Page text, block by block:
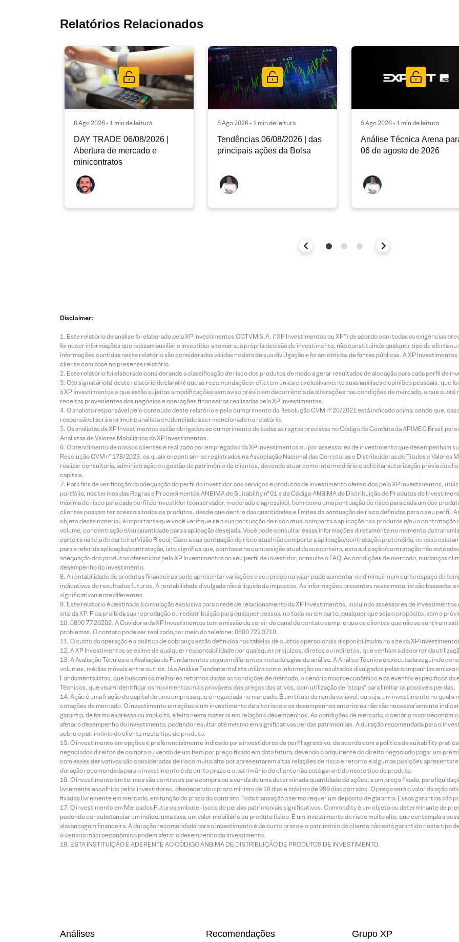
Relatórios Relacionados
6 Ago 2026 • 1 min de leitura
DAY TRADE 06/08/2026 |
Abertura de mercado e
minicontratos
5 Ago 2026 • 1 min de leitura
Tendências 06/08/2026 | das
principais ações da Bolsa
5 Ago 2026 • 1 min de leitura
Análise Técnica Arena
06 de agosto de 2026
Disclaimer:
Este relatório de análise foi elaborado pela XP Investimentos CCTVM S.A. (“XP Investimentos ou XP”) de acordo com todas as exigências
fornecer informações que possam auxiliar o investidor a tomar sua própria decisão de investimento, não constituindo qualquer tipo de oferta
informações contidas neste relatório são consideradas válidas na data de sua divulgação e foram obtidas de fontes públicas. A XP
cliente com base no presente relatório.
Este relatório foi elaborado considerando a classificação de risco dos produtos de modo a gerar resultados de alocação para cada perfil de
O(s) signatário(s) deste relatório declara(m) que as recomendações refletem única e exclusivamente suas análises e opiniões pessoais, que
à XP Investimentos e que estão sujeitas a modificações sem aviso prévio em decorrência de alterações nas condições de mercado, e que
receitas provenientes dos negócios e operações financeiras realizadas pela XP Investimentos.
O analista responsável pelo conteúdo deste relatório e pelo cumprimento da Resolução CVM nº 20/2021 está indicado acima, sendo que,
responsável será o primeiro analista credenciado a ser mencionado no relatório.
Os analistas da XP Investimentos estão obrigados ao cumprimento de todas as regras previstas no Código de Conduta da APIMEC Brasil
Analistas de Valores Mobiliários da XP Investimentos.
O atendimento de nossos clientes é realizado por empregados da XP Investimentos ou por assessores de investimento que desempenham
Resolução CVM nº 178/2023, os quais encontram-se registrados na Associação Nacional das Corretoras e Distribuidoras de Títulos e Valores
realizar consultoria, administração ou gestão de patrimônio de clientes, devendo atuar como intermediário e solicitar autorização prévia do
capitais.
Para fins de verificação da adequação do perfil do investidor aos serviços e produtos de investimento oferecidos pela XP Investimentos,
portfólio, nos termos das Regras e Procedimentos ANBIMA de Suitability nº 01 e do Código ANBIMA de Distribuição de Produtos de
máxima de risco para cada perfil de investidor (conservador, moderado e agressivo), bem como uma pontuação de risco para cada um dos
clientes possam ter acesso a todos os produtos, desde que dentro das quantidades e limites da pontuação de risco definidas para o seu perfil.
objeto deste material, é importante que você verifique se a sua pontuação de risco atual comporta a aplicação nos produtos e/ou a contratação
volume, concentração e/ou quantidade para a aplicação desejada. Você pode consultar essas informações diretamente no momento da
carteira na tela de carteira (Visão Risco). Caso a sua pontuação de risco atual não comporte a aplicação/contratação pretendida, ou caso
para a referida aplicação/contratação, isto significa que, com base na composição atual da sua carteira, esta aplicação/contratação não está
adequação dos produtos oferecidos pela XP Investimentos ao seu perfil de investidor, consulte o FAQ. As condições de mercado, mudanças
desempenho do investimento.
A rentabilidade de produtos financeiros pode apresentar variações e seu preço ou valor pode aumentar ou diminuir num curto espaço de
indicativos de resultados futuros. A rentabilidade divulgada não é líquida de impostos. As informações presentes neste material são baseadas
significativamente diferentes.
Este relatório é destinado à circulação exclusiva para a rede de relacionamento da XP Investimentos, incluindo assessores de investimentos
site da XP. Fica proibida sua reprodução ou redistribuição para qualquer pessoa, no todo ou em parte, qualquer que seja o propósito, sem o
0800 77 20202. A Ouvidoria da XP Investimentos tem a missão de servir de canal de contato sempre que os clientes que não se sentirem
problemas. O contato pode ser realizado por meio do telefone: 0800 722 3710.
O custo da operação e a política de cobrança estão definidos nas tabelas de custos operacionais disponibilizadas no site da XP
A XP Investimentos se exime de qualquer responsabilidade por quaisquer prejuízos, diretos ou indiretos, que venham a decorrer da
A Avaliação Técnica e a Avaliação de Fundamentos seguem diferentes metodologias de análise. A Análise Técnica é executada seguindo
volumes, médias móveis entre outros. Já a Análise Fundamentalista utiliza como informação os resultados divulgados pelas companhias
Fundamentalistas, que buscam os melhores retornos dadas as condições de mercado, o cenário macroeconômico e os eventos específicos
Técnicos, que visam identificar os movimentos mais prováveis dos preços dos ativos, com utilização de “stops” para limitar as possíveis perdas.
Ação é uma fração do capital de uma empresa que é negociada no mercado. É um título de renda variável, ou seja, um investimento no qual
cotações de mercado. O investimento em ações é um investimento de alto risco e os desempenhos anteriores não são necessariamente
garantia, de forma expressa ou implícita, é feita neste material em relação a desempenhos. As condições de mercado, o cenário
afetar o desempenho do investimento, podendo resultar até mesmo em significativas perdas patrimoniais. A duração recomendada para o
sobre o patrimônio do cliente neste tipo de produto.
O investimento em opções é preferencialmente indicado para investidores de perfil agressivo, de acordo com a política de suitability
negociados direitos de compra ou venda de um bem por preço fixado em data futura, devendo o adquirente do direito negociado pagar um
com esses derivativos são consideradas de risco muito alto por apresentarem altas relações de risco e retorno e algumas posições
duração recomendada para o investimento é de curto prazo e o patrimônio do cliente não está garantido neste tipo de produto.
O investimento em termos são contratos para compra ou a venda de uma determinada quantidade de ações, a um preço fixado, para
livremente escolhido pelos investidores, obedecendo o prazo mínimo de 16 dias e máximo de 999 dias corridos. O preço será o valor da ação
fixados livremente em mercado, em função do prazo do contrato. Toda transação a termo requer um depósito de garantia. Essas garantias são
O investimento em Mercados Futuros embute riscos de perdas patrimoniais significativos. Commodity é um objeto ou determinante de
podendo consubstanciar um índice, uma taxa, um valor mobiliário ou produto físico. É um investimento de risco muito alto, que contempla a
alavancagem financeira. A duração recomendada para o investimento é de curto prazo e o patrimônio do cliente não está garantido neste tipo
o cenário macroeconômico podem afetar o desempenho do investimento.
ESTA INSTITUIÇÃO É ADERENTE AO CÓDIGO ANBIMA DE DISTRIBUIÇÃO DE PRODUTOS DE INVESTIMENTO.
Análises Recomendações Grupo XP